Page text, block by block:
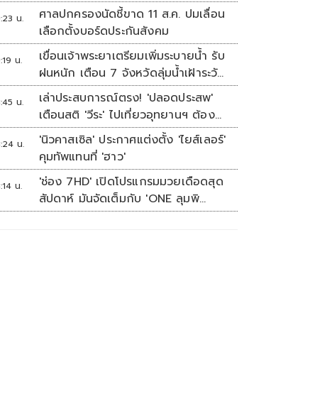
น.
ศาลปกครองนัดชี้ขาด 11 ส.ค. ปมเลื่อน
เลือกตั้งบอร์ดประกันสังคม
น.
เขื่อนเจ้าพระยาเตรียมเพิ่มระบายน้ำ รับ
ฝนหนัก เตือน 7 จังหวัดลุ่มน้ำเฝ้าระวัง
ระดับน้ำสูงขึ้น
น.
เล่าประสบการณ์ตรง! 'ปลอดประสพ'
เตือนสติ 'วีระ' ไปเที่ยวอุทยานฯ ต้อง
ยอมรับธรรมชาติดิบๆให้ได้
น.
'นิวคาสเซิล' ประกาศแต่งตั้ง 'ไยส์เลอร์'
คุมทัพแทนที่ 'ฮาว'
น.
'ช่อง 7HD' เปิดโปรแกรมมวยเดือดสุด
สัปดาห์ มันจัดเต็มกับ 'ONE ลุมพิ
นี 165-มวยไทย 7 สี'